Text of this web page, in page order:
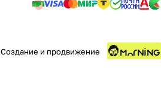
Создание и продвижение